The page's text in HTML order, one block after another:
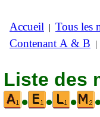
Accueil | Tous les
Contenant A & B |
Liste des
•
• •